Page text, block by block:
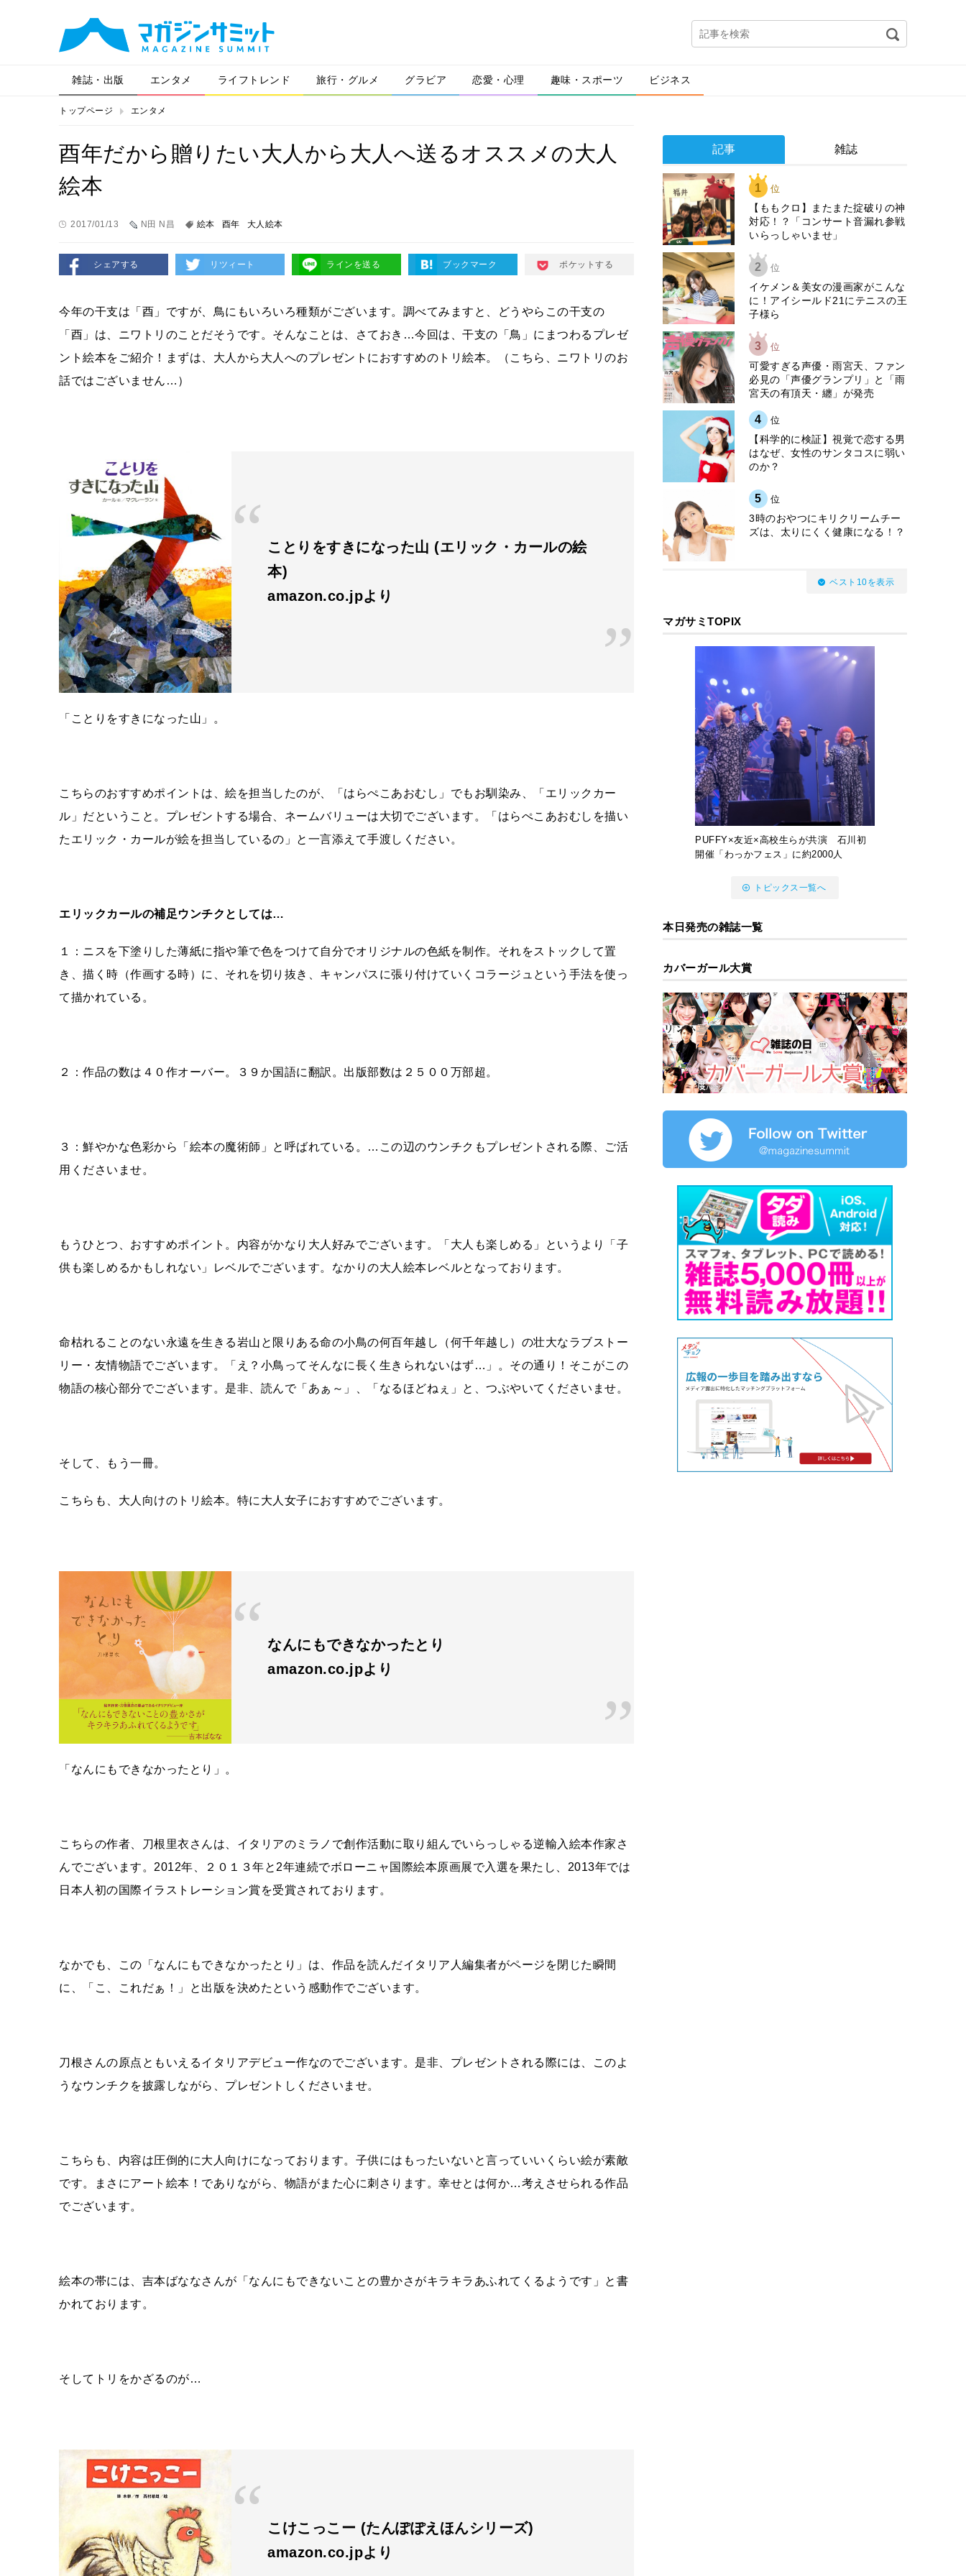
雑誌・出版 エンタメ ライフトレンド 旅行・グルメ グラビア 恋愛・心理 趣味・スポーツ ビジネス
トップページ エンタメ
酉年だから贈りたい大人から大人へ送るオススメの大人
絵本
2017/01/13 N田 N昌 絵本 酉年 大人絵本
シェアする リツィート ラインを送る ブックマーク ポケットする
今年の干支は「酉」ですが、鳥にもいろいろ種類がございます。調べてみますと、どうやらこの干支の
「酉」は、ニワトリのことだそうです。そんなことは、さておき…今回は、干支の「鳥」にまつわるプレゼ
ント絵本をご紹介！まずは、大人から大人へのプレゼントにおすすめのトリ絵本。（こちら、ニワトリのお
話ではございません…）
ことりをすきになった山 (エリック・カールの絵
本)
amazon.co.jpより
「ことりをすきになった山」。
こちらのおすすめポイントは、絵を担当したのが、「はらぺこあおむし」でもお馴染み、「エリックカー
ル」だということ。プレゼントする場合、ネームバリューは大切でございます。「はらぺこあおむしを描い
たエリック・カールが絵を担当しているの」と一言添えて手渡しください。
エリックカールの補足ウンチクとしては…
１：ニスを下塗りした薄紙に指や筆で色をつけて自分でオリジナルの色紙を制作。それをストックして置
き、描く時（作画する時）に、それを切り抜き、キャンパスに張り付けていくコラージュという手法を使っ
て描かれている。
２：作品の数は４０作オーバー。３９か国語に翻訳。出版部数は２５００万部超。
３：鮮やかな色彩から「絵本の魔術師」と呼ばれている。…この辺のウンチクもプレゼントされる際、ご活
用くださいませ。
もうひとつ、おすすめポイント。内容がかなり大人好みでございます。「大人も楽しめる」というより「子
供も楽しめるかもしれない」レベルでございます。なかりの大人絵本レベルとなっております。
命枯れることのない永遠を生きる岩山と限りある命の小鳥の何百年越し（何千年越し）の壮大なラブストー
リー・友情物語でございます。「え？小鳥ってそんなに長く生きられないはず…」。その通り！そこがこの
物語の核心部分でございます。是非、読んで「あぁ～」、「なるほどねぇ」と、つぶやいてくださいませ。
そして、もう一冊。
こちらも、大人向けのトリ絵本。特に大人女子におすすめでございます。
なんにもできなかったとり
amazon.co.jpより
「なんにもできなかったとり」。
こちらの作者、刀根里衣さんは、イタリアのミラノで創作活動に取り組んでいらっしゃる逆輸入絵本作家さ
んでございます。 2012年、２０１３年と 2年連続でボローニャ国際絵本原画展で入選を果たし、 2013年では
日本人初の国際イラストレーション賞を受賞されております。
なかでも、この「なんにもできなかったとり」は、作品を読んだイタリア人編集者がページを閉じた瞬間
に、「こ、これだぁ！」と出版を決めたという感動作でございます。
刀根さんの原点ともいえるイタリアデビュー作なのでございます。是非、プレゼントされる際には、このよ
うなウンチクを披露しながら、プレゼントしくださいませ。
こちらも、内容は圧倒的に大人向けになっております。子供にはもったいないと言っていいくらい絵が素敵
です。まさにアート絵本！でありながら、物語がまた心に刺さります。幸せとは何か…考えさせられる作品
でございます。
絵本の帯には、吉本ばななさんが「なんにもできないことの豊かさがキラキラあふれてくるようです」と書
かれております。
そしてトリをかざるのが…
こけこっこー (たんぽぽえほんシリーズ)
amazon.co.jpより
記事 雑誌
1 位
【ももクロ】またまた掟破りの神
対応！？「コンサート音漏れ参戦
いらっしゃいませ」
2 位
イケメン＆美女の漫画家がこんな
に！アイシールド21にテニスの王
子様ら
3 位
可愛すぎる声優・雨宮天、ファン
必見の「声優グランプリ」と「雨
宮天の有頂天・纏」が発売
4 位
【科学的に検証】視覚で恋する男
はなぜ、女性のサンタコスに弱い
のか？
5 位
3時のおやつにキリクリームチー
ズは、太りにくく健康になる！？
ベスト10を表示
マガサミTOPIX
PUFFY×友近×高校生らが共演 石川初
開催「わっかフェス」に約2000人
トピックス一覧へ
本日発売の雑誌一覧
カバーガール大賞